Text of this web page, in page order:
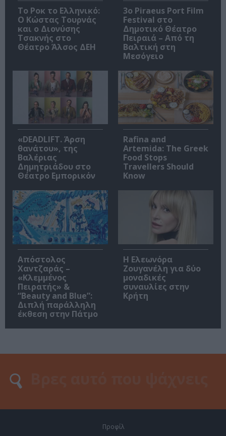
Το Ροκ το Ελληνικό:
Ο Κώστας Τουρνάς
και ο Διονύσης
Τσακνής στο
Θέατρο Άλσος ΔΕΗ
3o Piraeus Port Film
Festival στο
Δημοτικό Θέατρο
Πειραιά – Από τη
Βαλτική στη
Μεσόγειο
«DEADLIFT. Άρση
θανάτου», της
Βαλέριας
Δημητριάδου στο
Θέατρο Εμπορικόν
Rafina and
Artemida: The Greek
Food Stops
Travellers Should
Know
Απόστολος
Χαντζαράς –
«Κλεμμένος
Πειρατής» &
“Beauty and Blue”:
Διπλή παράλληλη
έκθεση στην Πάτμο
Η Ελεωνόρα
Ζουγανέλη για δύο
μοναδικές
συναυλίες στην
Κρήτη
Προφίλ